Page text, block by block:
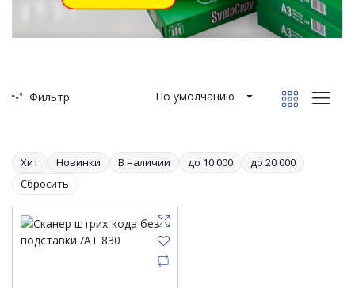
Фильтр По умолчанию
Хит Новинки В наличии до 10 000
до 20 000
Сбросить